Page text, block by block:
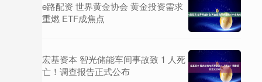
e路配资 世界黄金协会 黄金投资需求
重燃 ETF成焦点
宏基资本 智光储能车间事故致 1 人死
亡！调查报告正式公布